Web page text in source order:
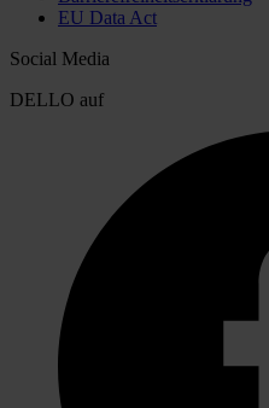
EU Data Act
Social Media
DELLO auf